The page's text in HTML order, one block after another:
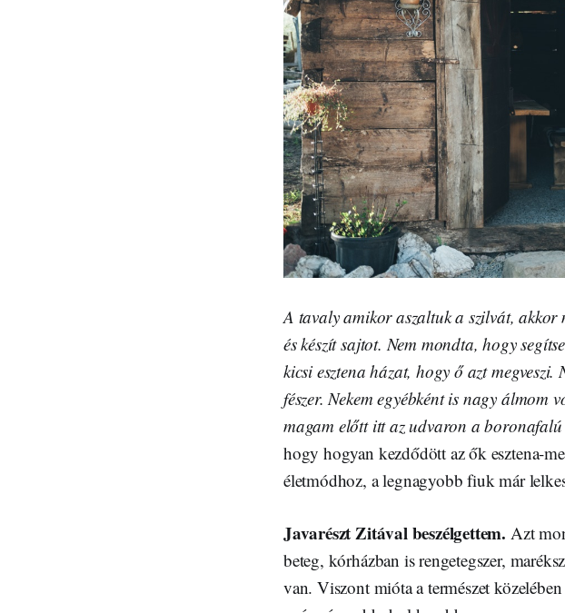
A tavaly amikor aszaltuk a szilvát,
és készít sajtot. Nem mondta, hogy
kicsi esztena házat, hogy ő azt
fészer. Nekem egyébként is nagy
magam előtt itt az udvaron a
hogy hogyan kezdődött az ők esztena-
életmódhoz, a legnagyobb fiuk már
Javarészt Zitával beszélgettem. Azt
beteg, kórházban is rengetegszer,
van. Viszont mióta a természet